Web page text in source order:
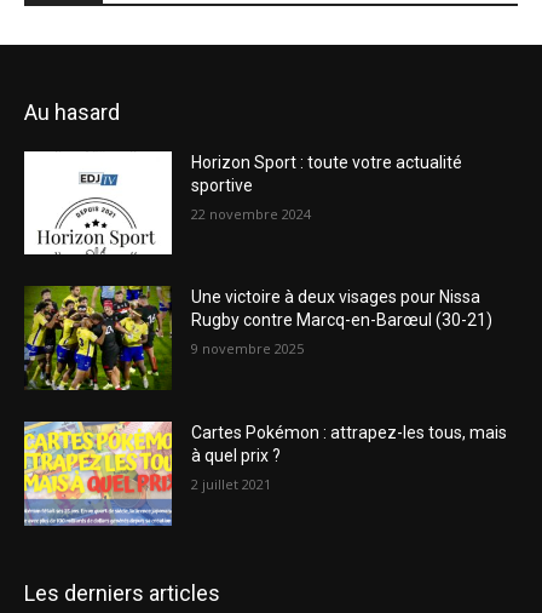
Au hasard
Horizon Sport : toute votre actualité
sportive
22 novembre 2024
Une victoire à deux visages pour Nissa
Rugby contre Marcq-en-Barœul (30-21)
9 novembre 2025
Cartes Pokémon : attrapez-les tous, mais
à quel prix ?
2 juillet 2021
Les derniers articles